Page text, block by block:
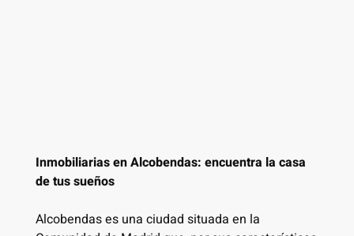
Inmobiliarias en Alcobendas: encuentra la casa
de tus sueños
Alcobendas es una ciudad situada en la